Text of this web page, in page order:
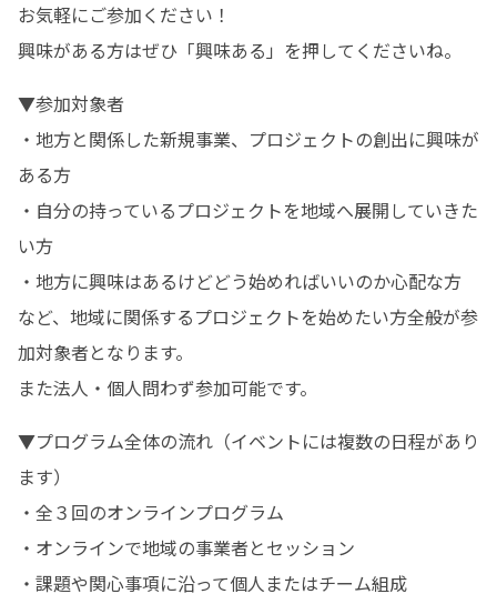
お気軽にご参加ください！
興味がある方はぜひ「興味ある」を押してくださいね。
▼参加対象者
・地方と関係した新規事業、プロジェクトの創出に興味が
ある方
・自分の持っているプロジェクトを地域へ展開していきた
い方
・地方に興味はあるけどどう始めればいいのか心配な方
など、地域に関係するプロジェクトを始めたい方全般が参
加対象者となります。
また法人・個人問わず参加可能です。
▼プログラム全体の流れ（イベントには複数の日程があり
ます）
・全３回のオンラインプログラム
・オンラインで地域の事業者とセッション
・課題や関心事項に沿って個人またはチーム組成